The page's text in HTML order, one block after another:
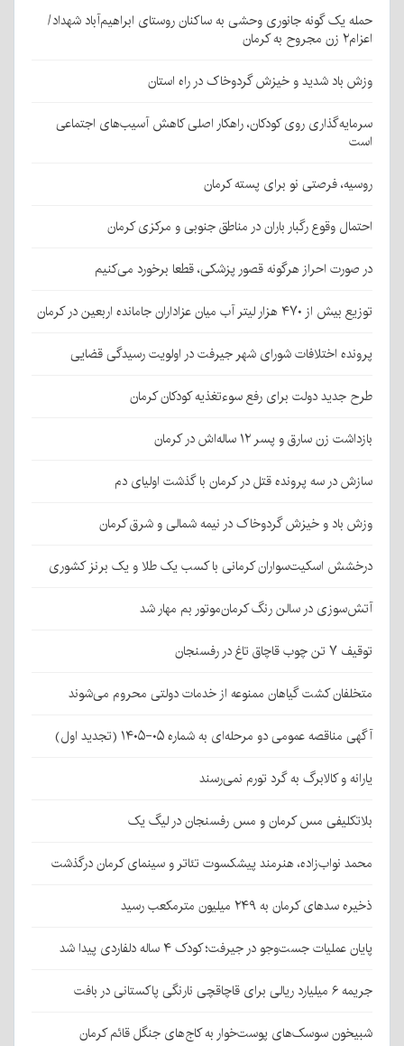
حمله یک گونه جانوری وحشی به ساکنان روستای ابراهیم‌آباد شهداد/
اعزام۲ زن مجروح به کرمان
وزش باد شدید و خیزش گردوخاک در راه استان
سرمایه‌گذاری روی کودکان، راهکار اصلی کاهش آسیب‌های اجتماعی
است
روسیه، فرصتی نو برای پسته کرمان
احتمال وقوع رگبار باران در مناطق جنوبی و مرکزی کرمان
در صورت احراز هرگونه قصور پزشکی، قطعا برخورد می‌کنیم
توزیع بیش از ۴۷۰ هزار لیتر آب میان عزاداران جامانده اربعین در کرمان
پرونده اختلافات شورای شهر جیرفت در اولویت رسیدگی قضایی
طرح جدید دولت برای رفع سوءتغذیه کودکان کرمان
بازداشت زن سارق و پسر ۱۲ ساله‌اش در کرمان
سازش در سه پرونده قتل در کرمان با گذشت اولیای دم
وزش باد و خیزش گردوخاک در نیمه شمالی و شرق کرمان
درخشش اسکیت‌سواران کرمانی با کسب یک طلا و یک برنز کشوری
آتش‌سوزی در سالن رنگ کرمان‌موتور بم مهار شد
توقیف ۷ تن چوب قاچاق تاغ در رفسنجان
متخلفان کشت گیاهان ممنوعه از خدمات دولتی محروم می‌شوند
آگهی مناقصه عمومی دو مرحله‌ای به شماره ۰۵-۱۴۰۵ (تجدید اول)
یارانه و کالابرگ به گرد تورم نمی‌رسند
بلاتکلیفی مس کرمان و مس رفسنجان در لیگ یک
محمد نواب‌زاده، هنرمند پیشکسوت تئاتر و سینمای کرمان درگذشت
ذخیره سدهای کرمان به ۲۴۹ میلیون مترمکعب رسید
پایان عملیات جست‌وجو در جیرفت؛ کودک ۴ ساله دلفاردی پیدا شد
جریمه ۶ میلیارد ریالی برای قاچاقچی نارنگی پاکستانی در بافت
شبیخون سوسک‌های پوست‌خوار به کاج‌های جنگل قائم کرمان